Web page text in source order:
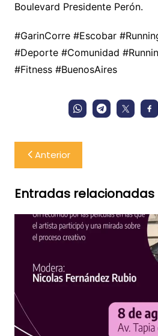
Boulevard Presidente Perón.
#GarinCorre #Escobar
#Deporte #Comunidad
#Fitness #BuenosAires
Navegación
de
entradas
Anterior
Entradas relacionadas